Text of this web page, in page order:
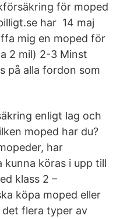
för moped
har 14 maj
mig en moped för
2 mil) 2-3 Minst
på alla fordon som
enligt lag och
moped har du?
har
köras i upp till
klass 2 –
köpa moped eller
flera typer av